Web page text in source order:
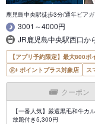
鹿児島中央駅徒歩3分/通年ビア
3001～4000円
JR鹿児島中央駅西口か
【アプリ予約限定】最大800ポ
ポイントプラス対象店
ス
クーポン
【一番人気】厳選黒毛和牛
放題付き5,300円